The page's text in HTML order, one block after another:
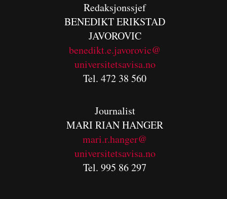
Redaksjonssjef
BENEDIKTERIKSTAD
JAVOROVIC
benedikt.e.javorovic@
universitetsavisa.no
Tel. 472 38 560
Journalist
MARI RIAN HANGER
mari.r.hanger@
universitetsavisa.no
Tel. 995 86 297